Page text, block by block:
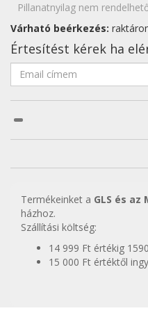
Pillanatnyilag nem
Várható beérkezés:
Értesítést kérek ha
Termékeinket a GLS és
házhoz.
Szállítási költség:
14 999 Ft értékig
15 000 Ft értéktől